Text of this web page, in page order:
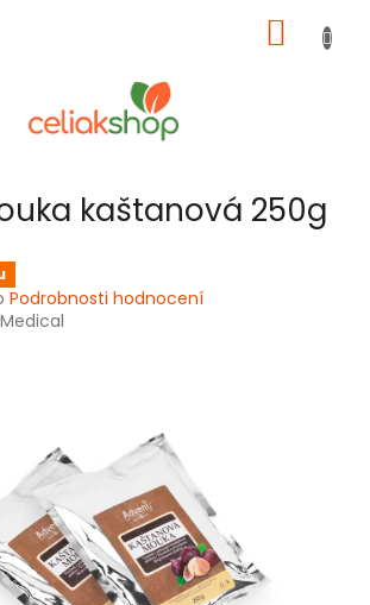
KOŠÍK
kaštanová 250g
Podrobnosti hodnocení